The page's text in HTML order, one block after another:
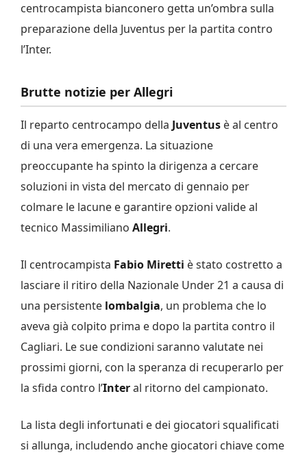
centrocampista bianconero getta un’ombra sulla
preparazione della Juventus per la partita contro
l’Inter.
Brutte notizie per Allegri
Il reparto centrocampo della Juventus è al centro
di una vera emergenza. La situazione
preoccupante ha spinto la dirigenza a cercare
soluzioni in vista del mercato di gennaio per
colmare le lacune e garantire opzioni valide al
tecnico Massimiliano Allegri.
Il centrocampista Fabio Miretti è stato costretto a
lasciare il ritiro della Nazionale Under 21 a causa di
una persistente lombalgia, un problema che lo
aveva già colpito prima e dopo la partita contro il
Cagliari. Le sue condizioni saranno valutate nei
prossimi giorni, con la speranza di recuperarlo per
la sfida contro l’Interal ritorno del campionato.
La lista degli infortunati e dei giocatori squalificati
si allunga, includendo anche giocatori chiave come